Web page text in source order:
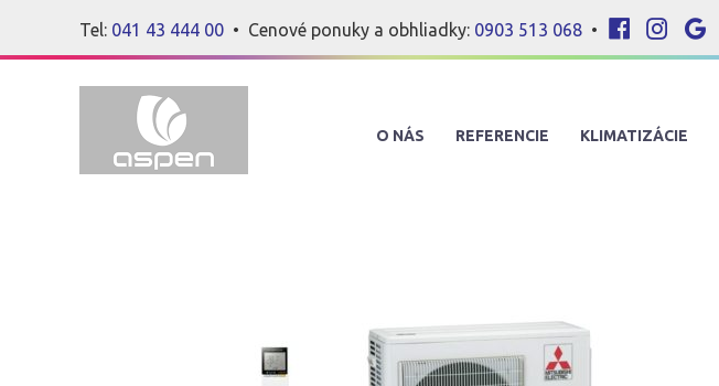
Tel: 041 43 444 00 • Cenové ponuky a obhliadky: 0903 513 068 •
O NÁS REFERENCIE KLIMATIZÁCIE